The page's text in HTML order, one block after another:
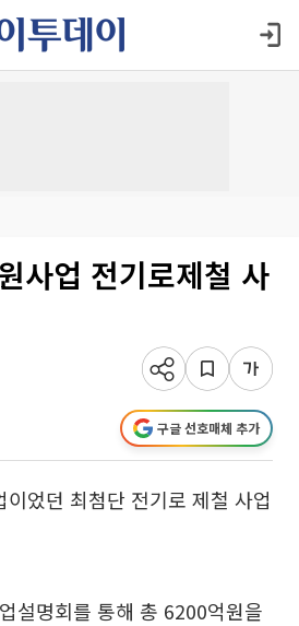
사업 전기로제철 사
구글 선호매체 추가
었던 최첨단 전기로 제철 사업
설명회를 통해 총 6200억원을